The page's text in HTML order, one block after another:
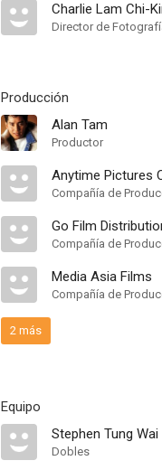
Charlie Lam Chi-
Director de
Producción
Alan Tam
Productor
Anytime Pictures
Compañía de
Go Film
Compañía de
Media Asia Films
Compañía de
2 más
Equipo
Stephen Tung Wai
Dobles